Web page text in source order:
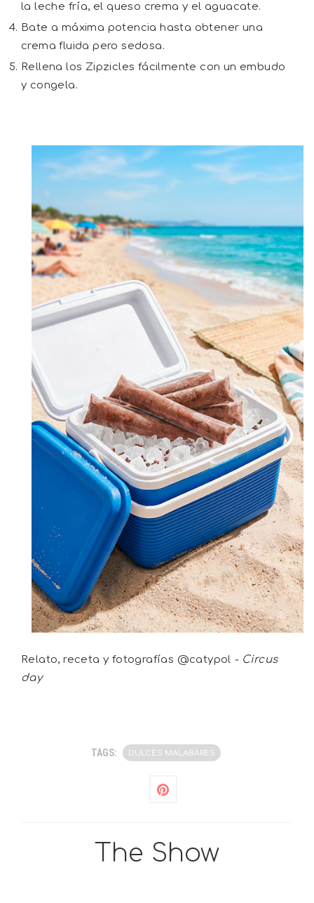
la leche fría, el queso crema y el aguacate.
Bate a máxima potencia hasta obtener una
crema fluida pero sedosa.
Rellena los Zipzicles fácilmente con un embudo
y congela.
Relato, receta y fotografías @catypol - Circus
day
TAGS: DULCES MALABARES
The Show